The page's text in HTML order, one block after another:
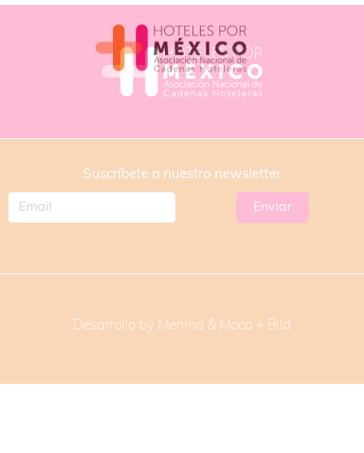
Suscríbete a nuestro newsletter
Desarrollo by Menina & Moca + Bild